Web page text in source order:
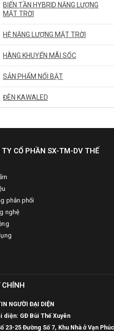
BIẾN TẦN HYBRID NĂNG LƯỢNG
MẶT TRỜI
HỆ NĂNG LƯỢNG MẶT TRỜI
HÀNG KHUYẾN MÃI SỐC
SẢN PHẨM NỔI BẬT
ĐÈN KAWALED
TY CỔ PHẦN SX-TM-DV THẾ
phân phối
nghệ
CHÍNH
NGƯỜI ĐẠI DIỆN
diện: GĐ Bùi Thế Xuyên
23-25 Đường Số 7, Khu Nhà ở Vạn